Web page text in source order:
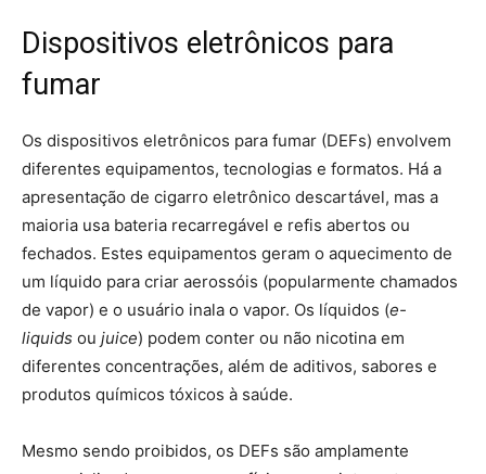
Dispositivos eletrônicos para
fumar
Os dispositivos eletrônicos para fumar (DEFs) envolvem
diferentes equipamentos, tecnologias e formatos. Há a
apresentação de cigarro eletrônico descartável, mas a
maioria usa bateria recarregável e refis abertos ou
fechados. Estes equipamentos geram o aquecimento de
um líquido para criar aerossóis (popularmente chamados
de vapor) e o usuário inala o vapor. Os líquidos (e-
liquids ou juice) podem conter ou não nicotina em
diferentes concentrações, além de aditivos, sabores e
produtos químicos tóxicos à saúde.
Mesmo sendo proibidos, os DEFs são amplamente